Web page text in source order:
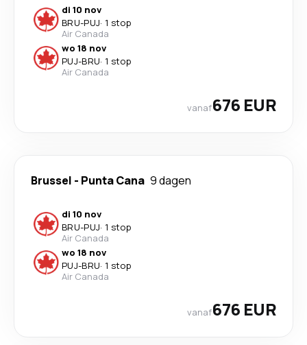
di 10 nov
BRU-PUJ· 1 stop
Air Canada
wo 18 nov
PUJ-BRU· 1 stop
Air Canada
vanaf676 EUR
Brussel - Punta Cana 9 dagen
di 10 nov
BRU-PUJ· 1 stop
Air Canada
wo 18 nov
PUJ-BRU· 1 stop
Air Canada
vanaf676 EUR